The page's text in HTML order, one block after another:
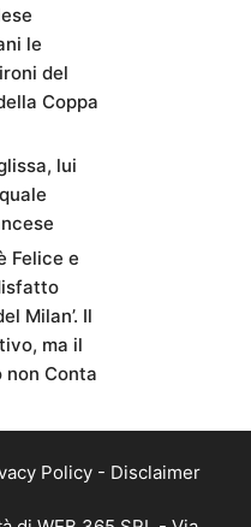
le
del
Coppa
lui
Felice e
Milan’. Il
ma il
non Conta
Policy - Disclaimer